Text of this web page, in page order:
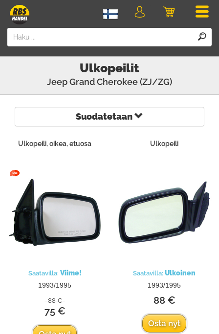
Ostoskori
Kirjaudu
Ulkopeilit
JeepGrand Cherokee (ZJ/ZG)
Suodatetaan
Ulkopeili, oikea, etuosa
Saatavilla: Viime!
1993/1995
88 €
75 €
Ulkopeili
Saatavilla: Ulkoinen
1993/1995
88 €
Osta nyt